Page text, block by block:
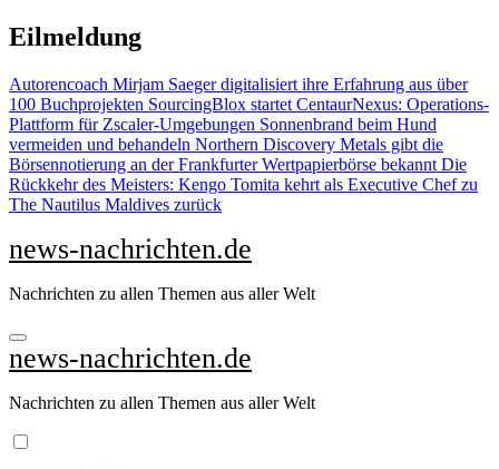
Zu
Inhalten
Eilmeldung
Autorencoach Mirjam Saeger digitalisiert ihre Erfahrung aus über
100 Buchprojekten SourcingBlox startet CentaurNexus: Operations-
Plattform für Zscaler-Umgebungen Sonnenbrand beim Hund
vermeiden und behandeln Northern Discovery Metals gibt die
Börsennotierung an der Frankfurter Wertpapierbörse bekannt Die
Rückkehr des Meisters: Kengo Tomita kehrt als Executive Chef zu
The Nautilus Maldives zurück
news-nachrichten.de
Nachrichten zu allen Themen aus aller Welt
news-nachrichten.de
Nachrichten zu allen Themen aus aller Welt